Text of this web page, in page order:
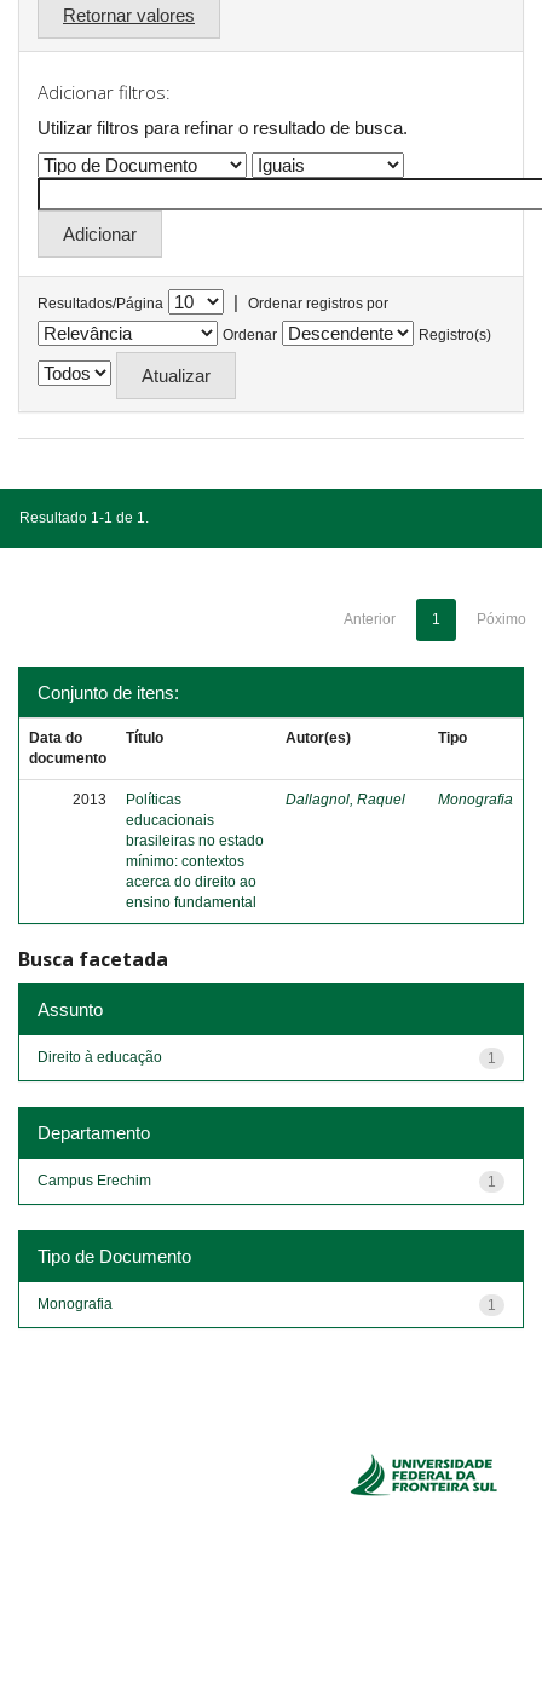
Retornar valores
Adicionar filtros:
Utilizar filtros para refinar o resultado de busca.
Resultados/Página |
Ordenar registros por
Ordenar
Registro(s)
Resultado 1-1 de 1.
Anterior 1 Póximo
Conjunto de itens:
Data do
documento
Título Autor(es) Tipo
2013
Políticas
educacionais
brasileiras no estado
mínimo: contextos
acerca do direito ao
ensino fundamental
Dallagnol, Raquel Monografia
Busca facetada
Assunto
1
Direito à educação
Departamento
1
Campus Erechim
Tipo de Documento
1
Monografia